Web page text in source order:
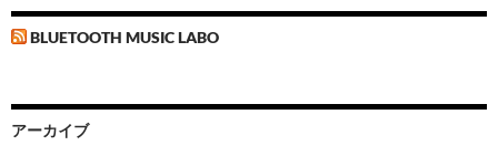
BLUETOOTH MUSIC LABO
アーカイブ